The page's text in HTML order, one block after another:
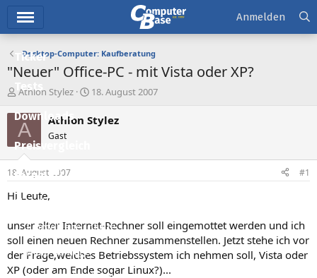
Ticker
Tests
Downloads
Preisvergleich
Forum
Aktuelles
Empfohlene Inhalte
Neue Beiträge
Anmelden
Desktop-Computer: Kaufberatung
"Neuer" Office-PC - mit Vista oder XP?
E
s
t
e
e
Athlon Stylez
E
s
t
18. August 2007
A Athlon Stylez
Gast
18. August 2007 #1
Hi Leute,
unser alter Internet-Rechner soll eingemottet werden und ich
soll einen neuen Rechner zusammenstellen. Jetzt stehe ich vor
der Frage,welches Betriebssystem ich nehmen soll, Vista oder
XP (oder am Ende sogar Linux?)...